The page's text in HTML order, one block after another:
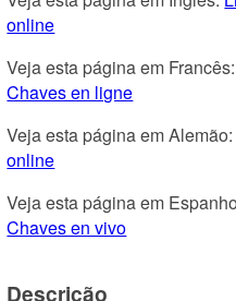
online
Veja esta página em Francês:
Chaves en ligne
Veja esta página em Alemão:
online
Veja esta página em
Chaves en vivo
Descrição